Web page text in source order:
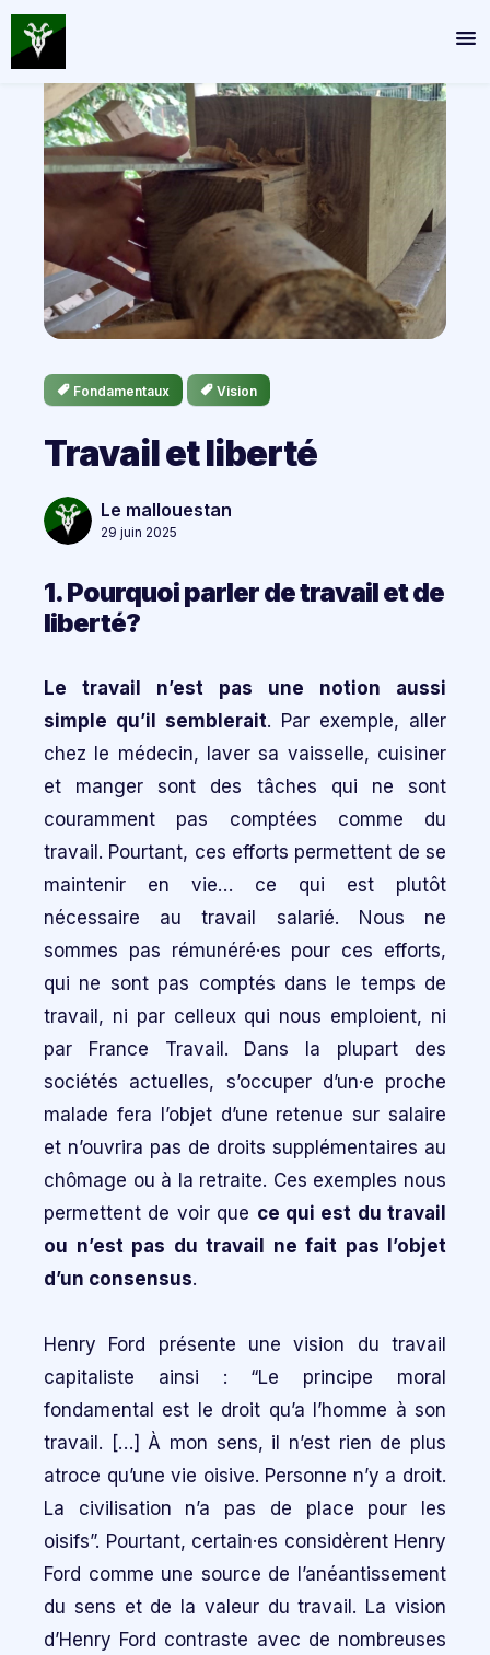
Fondamentaux Vision
Travail et liberté
Le mallouestan
29 juin 2025
1. Pourquoi parler de travail et de
liberté?
Le travail n’est pas une notion aussi
simple qu’il semblerait. Par exemple, aller
chez le médecin, laver sa vaisselle, cuisiner
et manger sont des tâches qui ne sont
couramment pas comptées comme du
travail. Pourtant, ces efforts permettent de se
maintenir en vie… ce qui est plutôt
nécessaire au travail salarié. Nous ne
sommes pas rémunéré·es pour ces efforts,
qui ne sont pas comptés dans le temps de
travail, ni par celleux qui nous emploient, ni
par France Travail. Dans la plupart des
sociétés actuelles, s’occuper d’un·e proche
malade fera l’objet d’une retenue sur salaire
et n’ouvrira pas de droits supplémentaires au
chômage ou à la retraite. Ces exemples nous
permettent de voir que ce qui est du travail
ou n’est pas du travail ne fait pas l’objet
d’un consensus.
Henry Ford présente une vision du travail
capitaliste ainsi : “Le principe moral
fondamental est le droit qu’a l’homme à son
travail. […] À mon sens, il n’est rien de plus
atroce qu’une vie oisive. Personne n’y a droit.
La civilisation n’a pas de place pour les
oisifs”. Pourtant, certain·es considèrent Henry
Ford comme une source de l’anéantissement
du sens et de la valeur du travail. La vision
d’Henry Ford contraste avec de nombreuses